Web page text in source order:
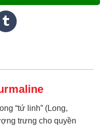
“tứ linh” (Long,
trưng cho quyền